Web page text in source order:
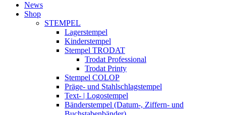
News
Shop
STEMPEL
Lagerstempel
Kinderstempel
Stempel TRODAT
Trodat Professional
Trodat Printy
Stempel COLOP
Präge- und Stahlschlagstempel
Text- | Logostempel
Bänderstempel (Datum-, Ziffern- und